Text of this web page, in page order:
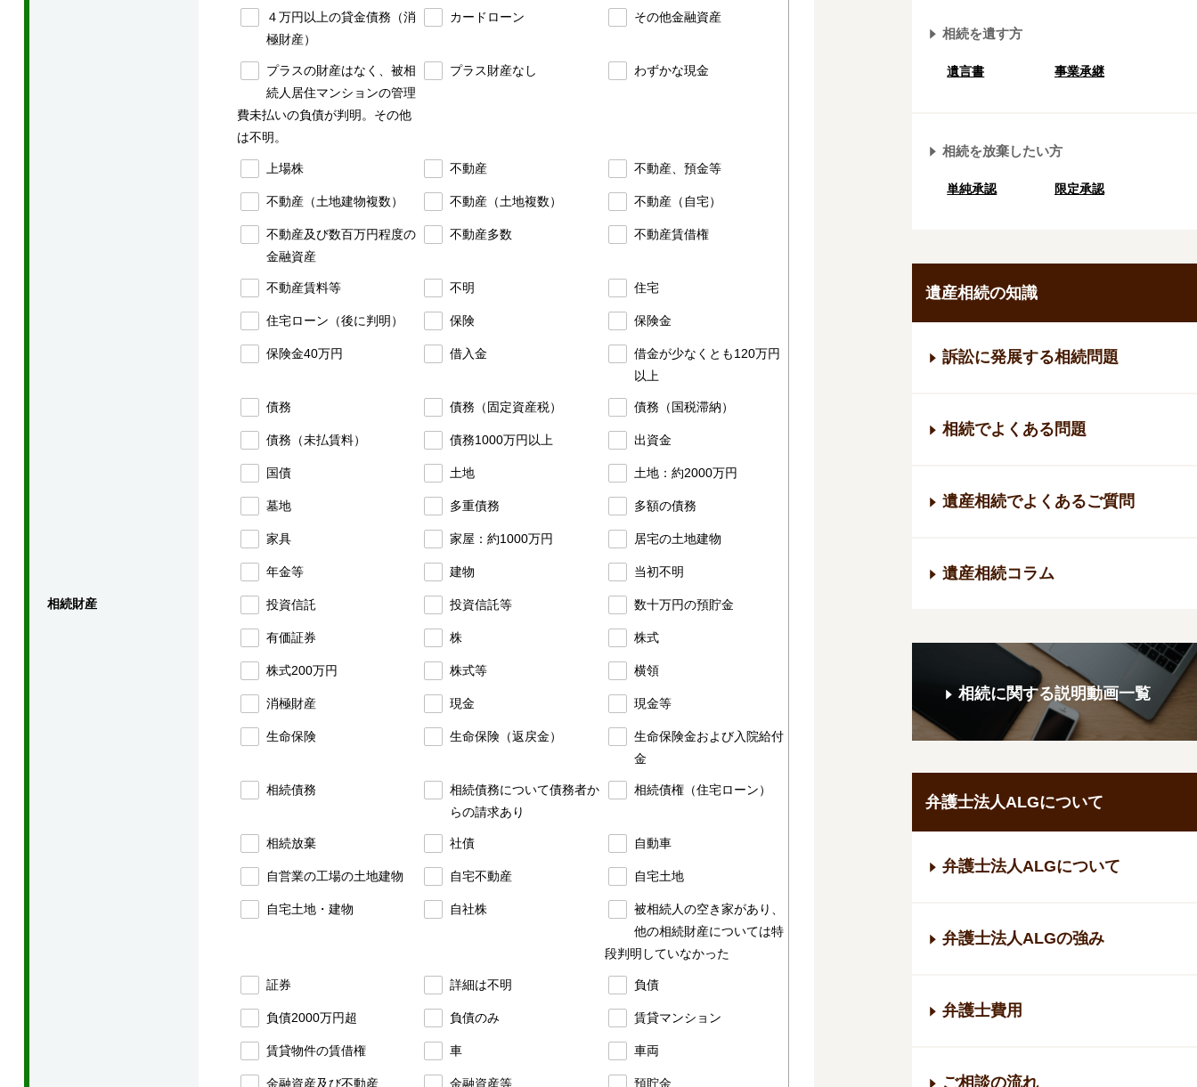
相続財産
４万円以上の貸金債務（消
極財産）
カードローン その他金融資産
プラスの財産はなく、被相
続人居住マンションの管理
費未払いの負債が判明。その他
は不明。
プラス財産なし わずかな現金
上場株 不動産 不動産、預金等
不動産（土地建物複数） 不動産（土地複数） 不動産（自宅）
不動産及び数百万円程度の
金融資産
不動産多数 不動産賃借権
不動産賃料等 不明 住宅
住宅ローン（後に判明） 保険 保険金
保険金40万円 借入金
借金が少なくとも120万円
以上
債務 債務（固定資産税） 債務（国税滞納）
債務（未払賃料） 債務1000万円以上 出資金
国債 土地 土地：約2000万円
墓地 多重債務 多額の債務
家具 家屋：約1000万円 居宅の土地建物
年金等 建物 当初不明
投資信託 投資信託等 数十万円の預貯金
有価証券 株 株式
株式200万円 株式等 横領
消極財産 現金 現金等
生命保険 生命保険（返戻金）
生命保険金および入院給付
金
相続債務
相続債務について債務者か
らの請求あり
相続債権（住宅ローン）
相続放棄 社債 自動車
自営業の工場の土地建物 自宅不動産 自宅土地
自宅土地・建物 自社株
被相続人の空き家があり、
他の相続財産については特
段判明していなかった
証券 詳細は不明 負債
負債2000万円超 負債のみ 賃貸マンション
賃貸物件の賃借権 車 車両
金融資産及び不動産 金融資産等 預貯金
相続を遺す方
遺言書 事業承継
相続を放棄したい方
単純承認 限定承認
遺産相続の知識
訴訟に発展する相続問題
相続でよくある問題
遺産相続でよくあるご質問
遺産相続コラム
相続に関する説明動画一覧
弁護士法人ALGについて
弁護士法人ALGについて
弁護士法人ALGの強み
弁護士費用
ご相談の流れ